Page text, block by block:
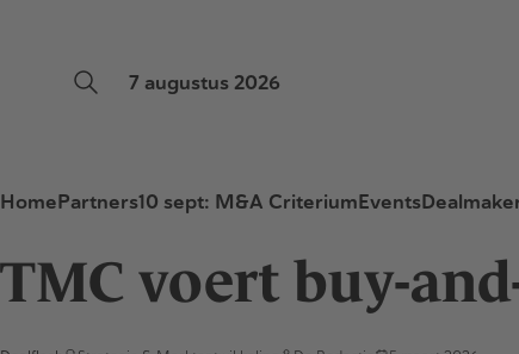
7 augustus 2026
HomePartners10 sept: M&A CriteriumEvents
TMC voert buy-